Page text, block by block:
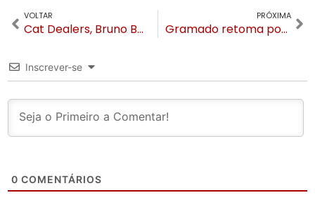
VOLTAR
Cat Dealers, Bruno Be e DJ Graeff são confirmados no 300 Winter Experience 2026 em Gramado
PRÓXIMA
Gramado retoma posição de destaque entre os destinos mais vendidos do país no Anuário Braztoa 2026
Inscrever-se
0 COMENTÁRIOS